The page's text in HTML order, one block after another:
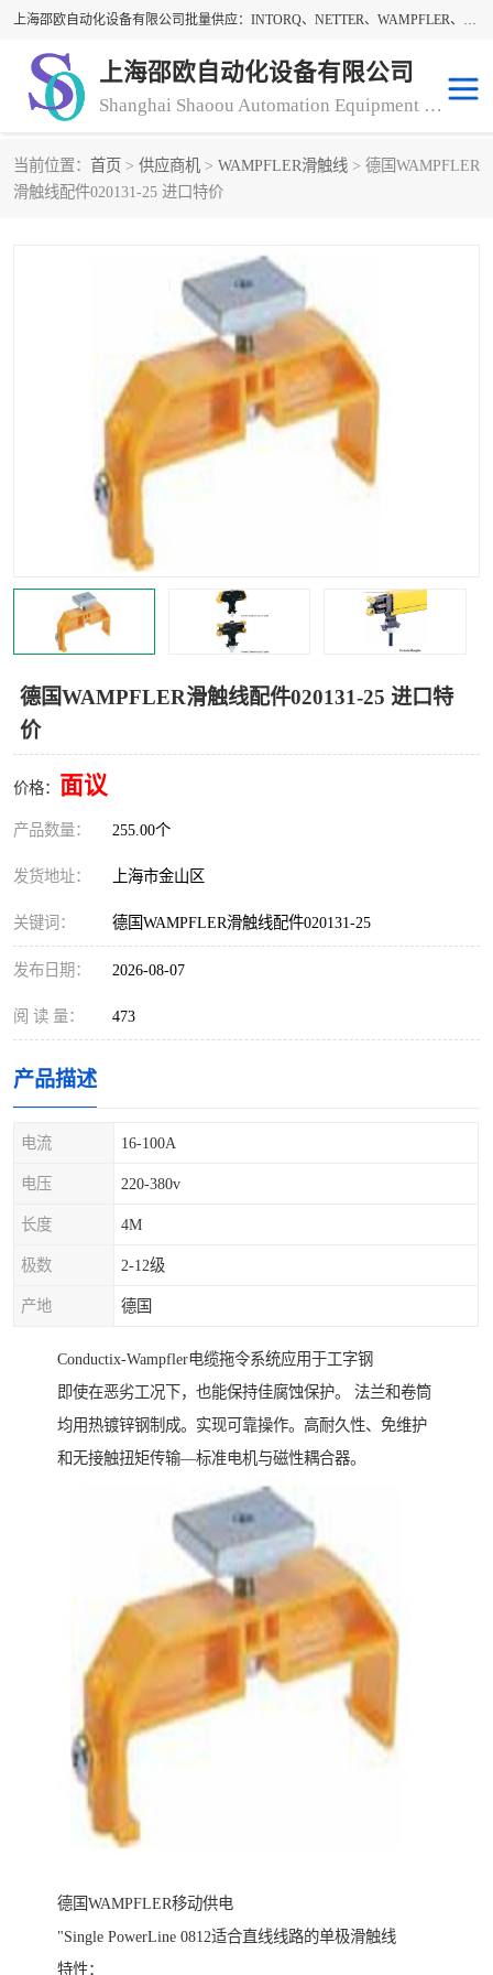
上海邵欧自动化设备有限公司批量供应：INTORQ、NETTER、WAMPFLER、WARNER、WICHITA、三菱离合器、warner离合器、NETTER振动器、WAMPFLER滑触线。上海邵欧自动化设备有限公司提供创新技术与产品解决方案，让客户享有高性价比，优质的产品和服务，我们坚持以持续技术和服务创新为客户不断创造价值。欢迎来电咨询！
上海邵欧自动化设备有限公司
Shanghai Shaoou Automation Equipment Co., Ltd
当前位置： 首页 > 供应商机 > WAMPFLER滑触线 > 德国WAMPFLER
滑触线配件020131-25 进口特价
德国WAMPFLER滑触线配件020131-25 进口特
价
价格： 面议
产品数量： 255.00个
发货地址： 上海市金山区
关键词： 德国WAMPFLER滑触线配件020131-25
发布日期： 2026-08-07
阅 读 量： 473
产品描述
电流 16-100A
电压 220-380v
长度 4M
极数 2-12级
产地 德国
Conductix-Wampfler电缆拖令系统应用于工字钢
即使在恶劣工况下，也能保持佳腐蚀保护。 法兰和卷筒
均用热镀锌钢制成。实现可靠操作。高耐久性、免维护
和无接触扭矩传输—标准电机与磁性耦合器。
德国WAMPFLER移动供电
"Single PowerLine 0812适合直线线路的单极滑触线
特性：
warner离合器
三菱离合器
DAYTON
LEESON ELECTRIC carlson制动器
MACH III离合器 CLEVELAND
Magnetic制动器
WAMPFLER滑触线
WICHITA Cleveland 张力控制器
MYCOM步进电机
Warner Linear